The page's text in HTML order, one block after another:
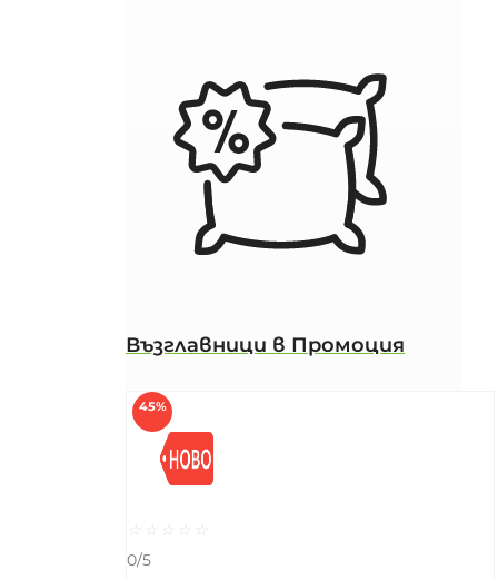
Възглавници в Промоция
45%
☆ ☆ ☆ ☆
☆
0/5